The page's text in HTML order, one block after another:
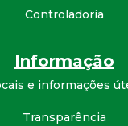
Controladoria
Informação
e informações
Transparência